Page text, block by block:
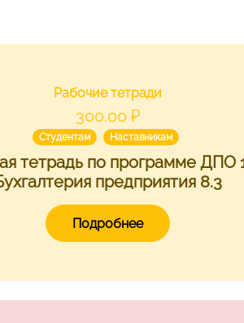
Рабочие тетради
300.00 ₽
Студентам Наставникам
тетрадь по программе ДПО
предприятия 8.3
Подробнее